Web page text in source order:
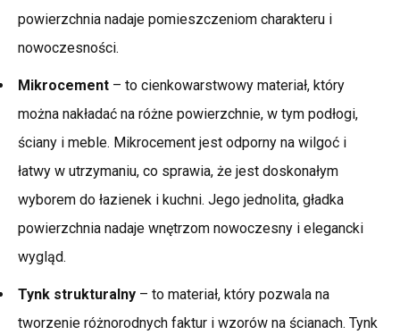
powierzchnia nadaje pomieszczeniom charakteru i
nowoczesności.
Mikrocement – to cienkowarstwowy materiał, który
można nakładać na różne powierzchnie, w tym podłogi,
ściany i meble. Mikrocement jest odporny na wilgoć i
łatwy w utrzymaniu, co sprawia, że jest doskonałym
wyborem do łazienek i kuchni. Jego jednolita, gładka
powierzchnia nadaje wnętrzom nowoczesny i elegancki
wygląd.
Tynk strukturalny – to materiał, który pozwala na
tworzenie różnorodnych faktur i wzorów na ścianach. Tynk